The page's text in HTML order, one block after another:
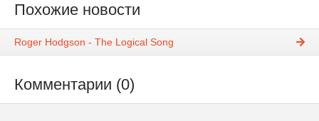
Похожие новости
Roger Hodgson - The Logical Song
Комментарии (0)